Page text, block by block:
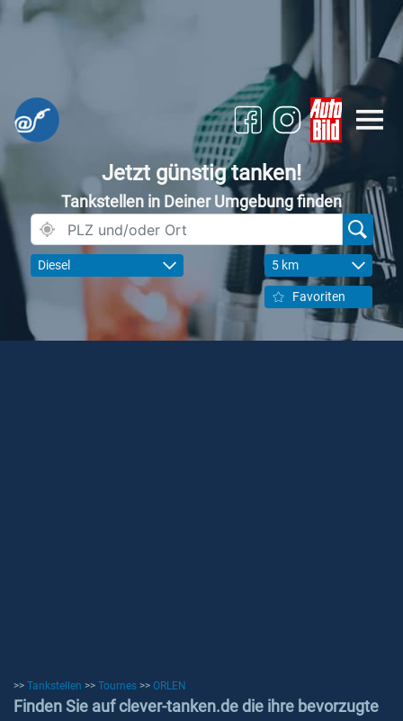
Jetzt günstig tanken!
Tankstellen in Deiner Umgebung finden
Diesel 5 km
Favoriten
>> Tankstellen >> Tournes >> ORLEN
Finden Sie auf clever-tanken.de die ihre bevorzugte